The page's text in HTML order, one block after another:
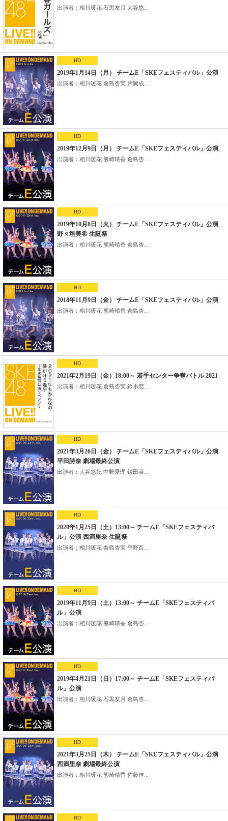
出演者：相川暖花 石黒友月 大谷悠...
HD
2019年1月14日（月） チームE「SKEフェスティバル」公演
出演者：相川暖花 倉島杏実 片岡成...
HD
2019年12月9日（月） チームE「SKEフェスティバル」公演
出演者：相川暖花 熊崎晴香 倉島杏...
HD
2019年10月8日（火） チームE「SKEフェスティバル」公演
野々垣美希 生誕祭
出演者：相川暖花 熊崎晴香 倉島杏...
HD
2018年11月9日（金） チームE「SKEフェスティバル」公演
出演者：相川暖花 熊崎晴香 倉島杏...
HD
2021年2月19日（金）18:00～ 若手センター争奪バトル 2021
出演者：相川暖花 倉島杏実 鈴木恋...
HD
2021年3月26日（金） チームE「SKEフェスティバル」公演
平田詩奈 劇場最終公演
出演者：大谷悠妃 中野愛理 鎌田菜...
HD
2020年1月25日（土）13:00～ チームE「SKEフェスティバ
ル」公演 西満里奈 生誕祭
出演者：相川暖花 倉島杏実 平野百...
HD
2019年11月9日（土）13:00～ チームE「SKEフェスティバ
ル」公演
出演者：相川暖花 熊崎晴香 倉島杏...
HD
2019年4月21日（日）17:00～ チームE「SKEフェスティバ
ル」公演
出演者：相川暖花 石黒友月 倉島杏...
HD
2021年3月25日（木） チームE「SKEフェスティバル」公演
西満里奈 劇場最終公演
出演者：相川暖花 熊崎晴香 佐藤佳...
HD